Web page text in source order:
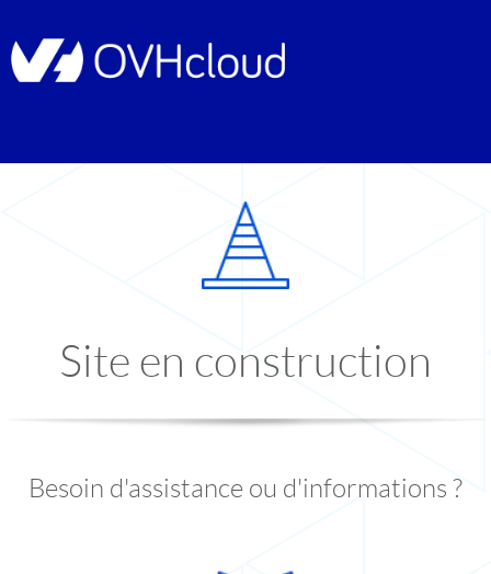
Site en construction
Besoin d'assistance ou d'informations ?